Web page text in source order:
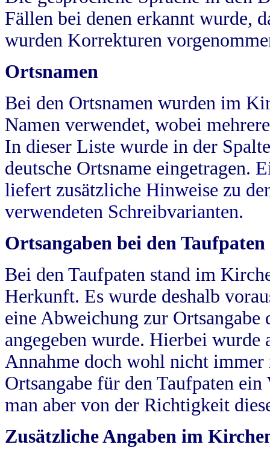
Fällen bei denen erkannt wurde,
wurden Korrekturen
Ortsnamen
Bei den Ortsnamen wurden im
Namen verwendet, wobei
In dieser Liste wurde in der
deutsche Ortsname eingetragen.
liefert zusätzliche Hinweise zu
verwendeten Schreibvarianten.
Ortsangaben bei den Taufpaten
Bei den Taufpaten stand im
Herkunft. Es wurde deshalb
eine Abweichung zur
angegeben wurde. Hierbei wurde
Annahme doch wohl nicht
Ortsangabe für den Taufpaten
man aber von der Richtigkeit
Zusätzliche Angaben im